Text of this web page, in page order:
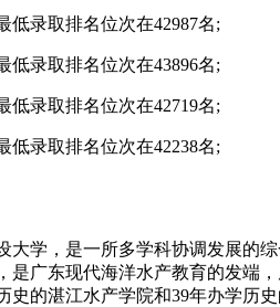
低录取排名位次在42987名;
低录取排名位次在43896名;
低录取排名位次在42719名;
低录取排名位次在42238名;
学，是一所多学科协调发展
广东现代海洋水产教育的发
的湛江水产学院和39年办学